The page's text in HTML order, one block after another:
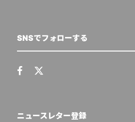
SNSでフォローする
ニュースレター登録